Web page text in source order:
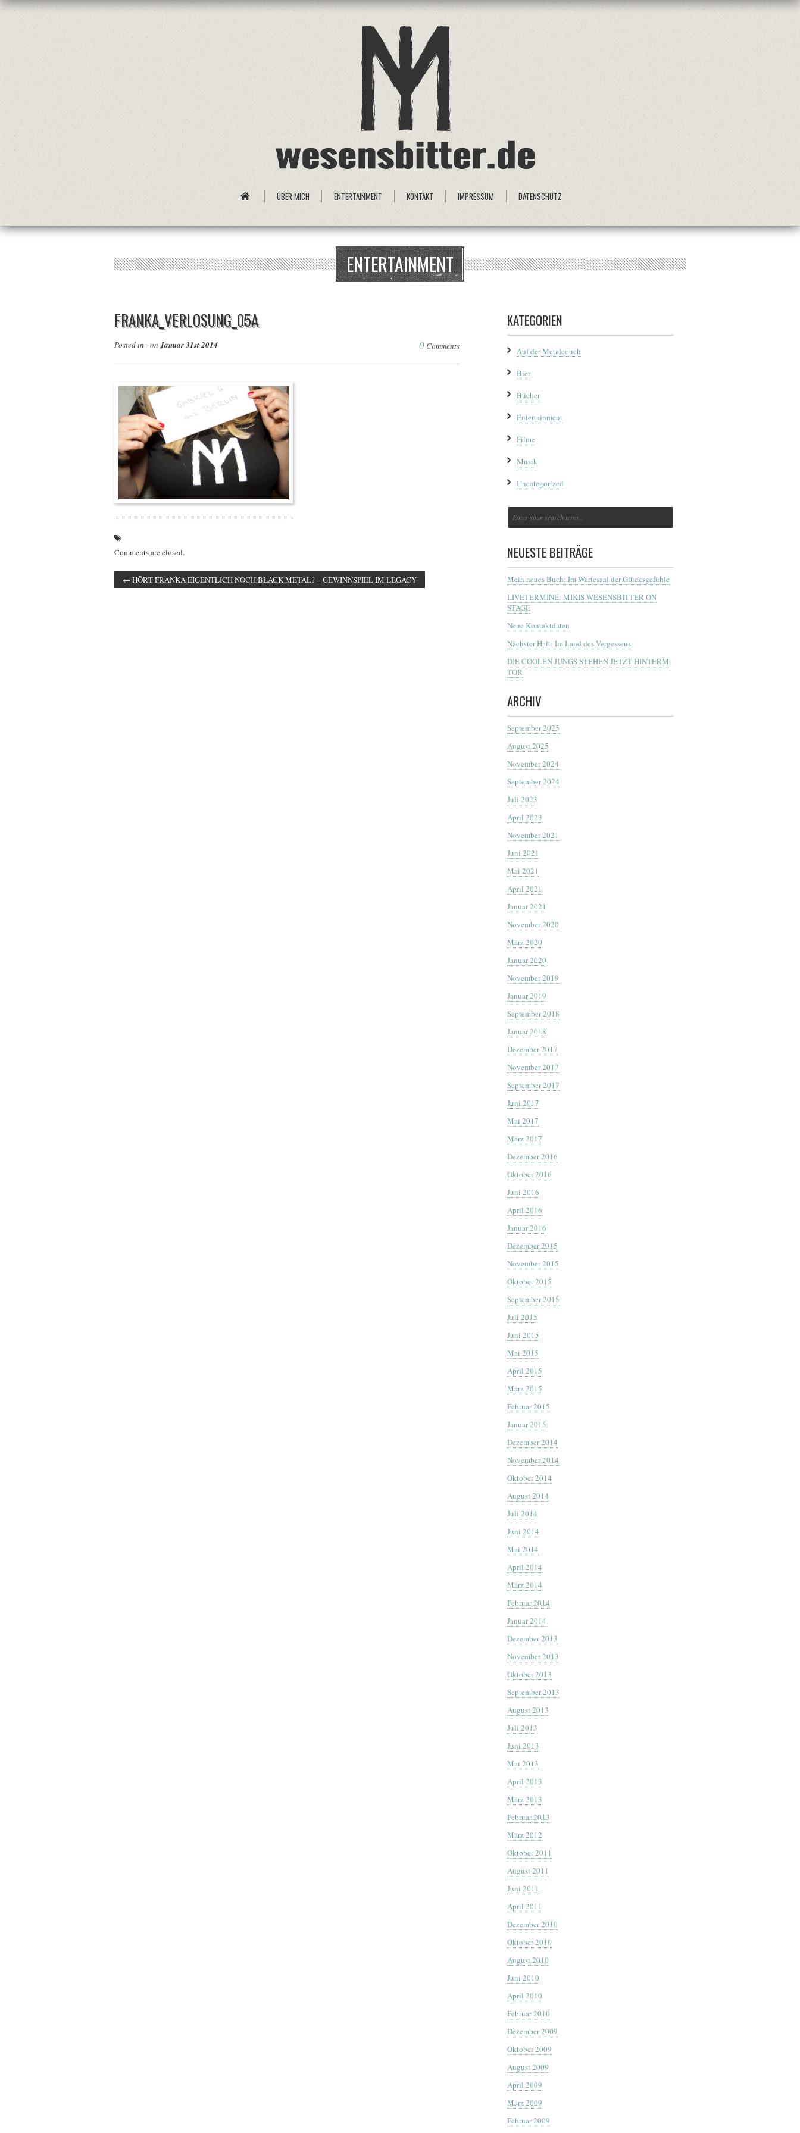
ÜBER MICH ENTERTAINMENT KONTAKT IMPRESSUM DATENSCHUTZ
ENTERTAINMENT
FRANKA_VERLOSUNG_05A
Posted in - onJanuar 31st 2014 0 Comments
Comments are closed.
← HÖRT FRANKA EIGENTLICH NOCH BLACK METAL? – GEWINNSPIEL IM LEGACY
KATEGORIEN
Auf der Metalcouch
Bier
Bücher
Entertainment
Filme
Musik
Uncategorized
NEUESTE BEITRÄGE
Mein neues Buch: Im Wartesaal der Glücksgefühle
LIVETERMINE: MIKIS WESENSBITTER ON
STAGE
Neue Kontaktdaten
Nächster Halt: Im Land des Vergessens
DIE COOLEN JUNGS STEHEN JETZT HINTERM
TOR
ARCHIV
September 2025
August 2025
November 2024
September 2024
Juli 2023
April 2023
November 2021
Juni 2021
Mai 2021
April 2021
Januar 2021
November 2020
März 2020
Januar 2020
November 2019
Januar 2019
September 2018
Januar 2018
Dezember 2017
November 2017
September 2017
Juni 2017
Mai 2017
März 2017
Dezember 2016
Oktober 2016
Juni 2016
April 2016
Januar 2016
Dezember 2015
November 2015
Oktober 2015
September 2015
Juli 2015
Juni 2015
Mai 2015
April 2015
März 2015
Februar 2015
Januar 2015
Dezember 2014
November 2014
Oktober 2014
August 2014
Juli 2014
Juni 2014
Mai 2014
April 2014
März 2014
Februar 2014
Januar 2014
Dezember 2013
November 2013
Oktober 2013
September 2013
August 2013
Juli 2013
Juni 2013
Mai 2013
April 2013
März 2013
Februar 2013
März 2012
Oktober 2011
August 2011
Juni 2011
April 2011
Dezember 2010
Oktober 2010
August 2010
Juni 2010
April 2010
Februar 2010
Dezember 2009
Oktober 2009
August 2009
April 2009
März 2009
Februar 2009